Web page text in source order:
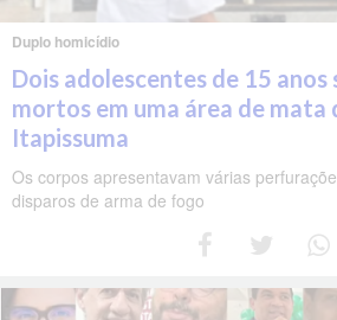
Duplo homicídio
Dois adolescentes de 15
mortos em uma área de mata
Itapissuma
Os corpos apresentavam várias
disparos de arma de fogo